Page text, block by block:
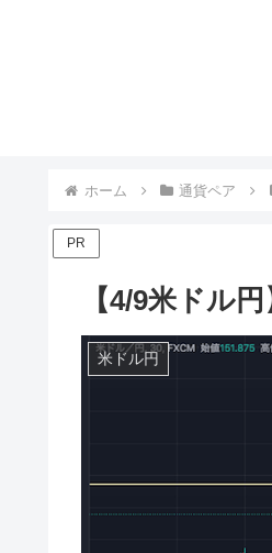
ホーム 通貨ペア
PR
【4/9米ドル
米ドル円